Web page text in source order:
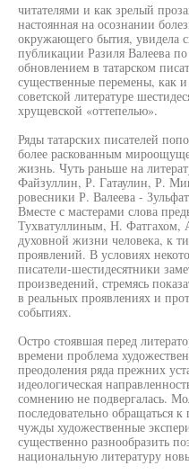
читателями и как зрелый
настоянная на осознании
окружающего бытия, увидела
публикации Разиля Валеева
обновлением в татарском
существенные перемены, как
советской литературе
хрущевской «оттепелью».
Ряды татарских писателей
более раскованным
жизнь. Чуть раньше на
Файзуллин, Р. Гатаулин, Р.
ровесники Р. Валеева -
Вместе с мастерами слова
Тухватуллиным, Н. Фатгахом,
духовной жизни человека, к
проявлений. В условиях
писатели-шестидесятники
произведений, стремясь
в реальных проявлениях и
событиях.
Остро стоявшая перед
времени проблема
преодоления ряда прежних
идеологическая
сомнению не подвергалась.
последовательно обращаться
чужды художественные
существенно разнообразить
национальную литературу